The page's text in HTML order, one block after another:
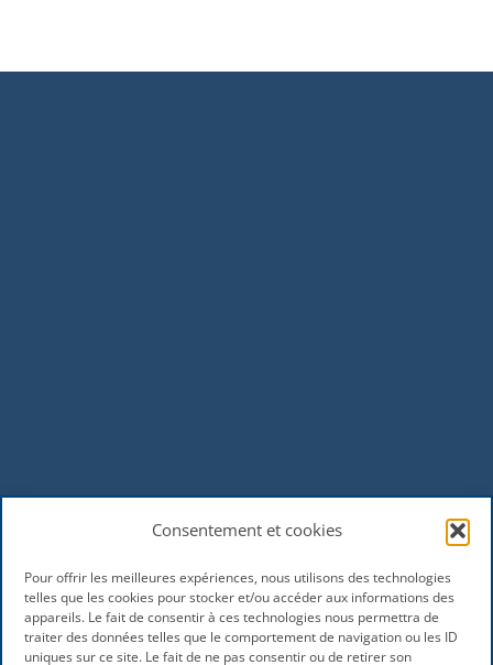
Consentement et cookies
Pour offrir les meilleures expériences, nous utilisons des technologies
telles que les cookies pour stocker et/ou accéder aux informations des
appareils. Le fait de consentir à ces technologies nous permettra de
traiter des données telles que le comportement de navigation ou les ID
uniques sur ce site. Le fait de ne pas consentir ou de retirer son